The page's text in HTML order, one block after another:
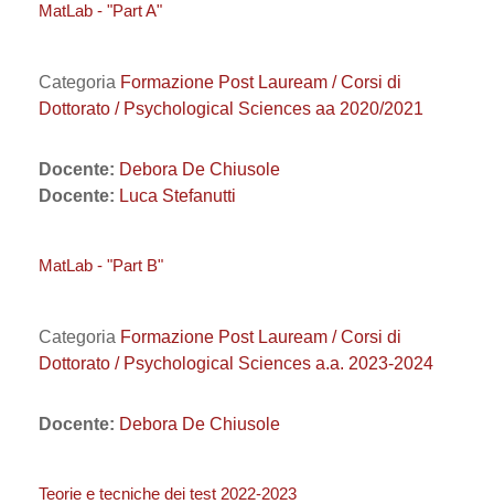
MatLab - "Part A"
Categoria Formazione Post Lauream / Corsi di
Dottorato / Psychological Sciences aa 2020/2021
Docente: Debora De Chiusole
Docente: Luca Stefanutti
MatLab - "Part B"
Categoria Formazione Post Lauream / Corsi di
Dottorato / Psychological Sciences a.a. 2023-2024
Docente: Debora De Chiusole
Teorie e tecniche dei test 2022-2023